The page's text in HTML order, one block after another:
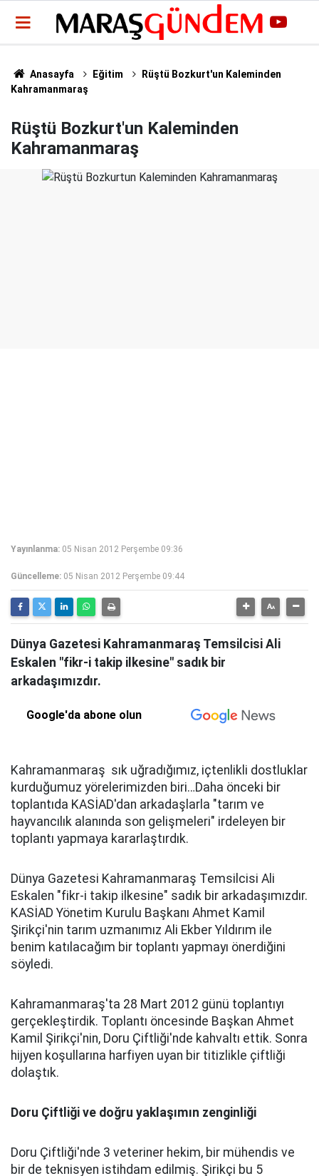
Anasayfa Eğitim
Rüştü Bozkurt'un Kaleminden
Kahramanmaraş
Rüştü Bozkurt'un Kaleminden
Kahramanmaraş
Yayınlanma: 05 Nisan 2012 Perşembe 09:36
Güncelleme: 05 Nisan 2012 Perşembe 09:44
Dünya Gazetesi Kahramanmaraş Temsilcisi Ali
Eskalen "fikr-i takip ilkesine" sadık bir
arkadaşımızdır.
Google'da abone olun
Kahramanmaraş sık uğradığımız, içtenlikli dostluklar
kurduğumuz yörelerimizden biri…Daha önceki bir
toplantıda KASİAD'dan arkadaşlarla "tarım ve
hayvancılık alanında son gelişmeleri" irdeleyen bir
toplantı yapmaya kararlaştırdık.
Dünya Gazetesi Kahramanmaraş Temsilcisi Ali
Eskalen "fikr-i takip ilkesine" sadık bir arkadaşımızdır.
KASİAD Yönetim Kurulu Başkanı Ahmet Kamil
Şirikçi'nin tarım uzmanımız Ali Ekber Yıldırım ile
benim katılacağım bir toplantı yapmayı önerdiğini
söyledi.
Kahramanmaraş'ta 28 Mart 2012 günü toplantıyı
gerçekleştirdik. Toplantı öncesinde Başkan Ahmet
Kamil Şirikçi'nin, Doru Çiftliği'nde kahvaltı ettik. Sonra
hijyen koşullarına harfiyen uyan bir titizlikle çiftliği
dolaştık.
Doru Çiftliği ve doğru yaklaşımın zenginliği
Doru Çiftliği'nde 3 veteriner hekim, bir mühendis ve
bir de teknisyen istihdam edilmiş. Şirikçi bu 5